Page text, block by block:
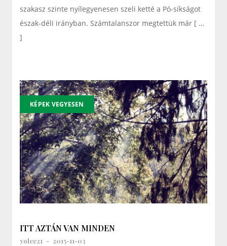
szakasz szinte nyílegyenesen szeli ketté a Pó-síkságot
észak-déli irányban. Számtalanszor megtettük már [ …
]
KÉPEK VEGYESEN
ITT AZTÁN VAN MINDEN
yolee21 - 2015-11-03